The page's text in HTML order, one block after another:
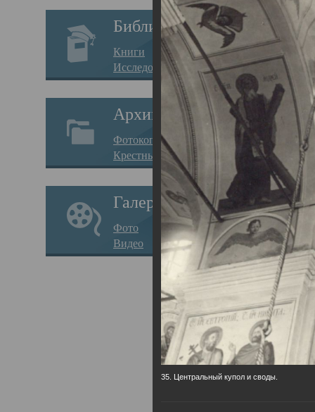
Библиотека
Книги
Исследования
Архив
Фотокопии дел
Крестные ходы
Галерея
Фото
Видео
35. Центральный купол и своды.